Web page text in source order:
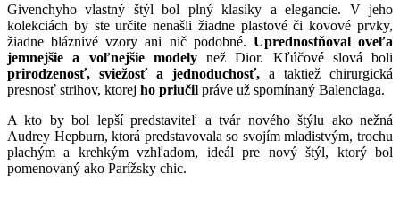
Givenchyho vlastný štýl bol plný klasiky a elegancie. V jeho
kolekciách by ste určite nenašli žiadne plastové či kovové prvky,
žiadne bláznivé vzory ani nič podobné. Uprednostňoval oveľa
jemnejšie a voľnejšie modelynež Dior. Kľúčové slová boli
prirodzenosť, sviežosť a jednoduchosť, a taktiež chirurgická
presnosť strihov, ktorej ho priučil práve už spomínaný Balenciaga.
A kto by bol lepší predstaviteľ a tvár nového štýlu ako nežná
Audrey Hepburn, ktorá predstavovala so svojím mladistvým, trochu
plachým a krehkým vzhľadom, ideál pre nový štýl, ktorý bol
pomenovaný ako Parížsky chic.